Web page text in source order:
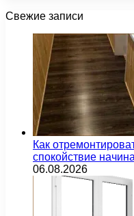
Свежие записи
Как
спокойствие
06.08.2026